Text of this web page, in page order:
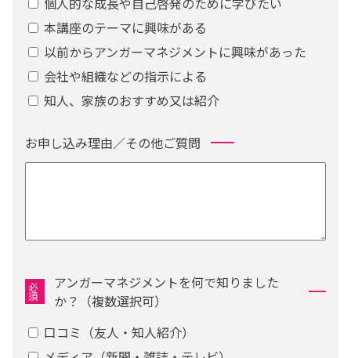
本講座のテーマに興味がある
以前からアンガーマネジメントに興味があった
会社や組織などの指示による
知人、家族のおすすめ又は紹介
お申し込み理由／その他ご質問
アンガーマネジメントを何で知りました
か？（複数選択可）
必
須
口コミ（友人・知人紹介）